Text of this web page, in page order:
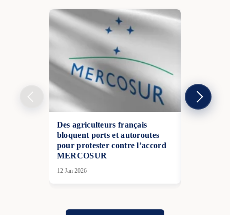
Des agriculteurs français
bloquent ports et autoroutes
pour protester contre l’accord
MERCOSUR
12 Jan 2026